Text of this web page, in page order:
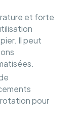
et forte
Il peut
pour